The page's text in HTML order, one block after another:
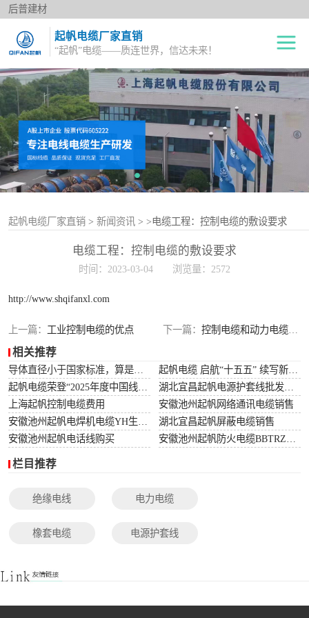
后普建材
起帆电缆厂家直销
“起帆”电缆——质连世界，信达未来！
起帆电缆厂家直销 > 新闻资讯 > >电缆工程：控制电缆的敷设要求
电缆工程：控制电缆的敷设要求
时间：2023-03-04 浏览量：2572
http://www.shqifanxl.com
上一篇： 工业控制电缆的优点 下一篇： 控制电缆和动力电缆的区别
相关推荐
上海起帆控制电缆费用
安徽池州起帆网络通讯电缆销售
湖北宜昌起帆屏蔽电缆销售
安徽池州起帆电话线购买
栏目推荐
绝缘电线 电力电缆
橡套电缆 电源护套线
绝缘电线
电力电缆
橡套电缆
电源护套线
控制电缆
光伏电缆
特种电缆
网络通讯电缆
单股铜芯线BV
多股铜芯软电线BVR
双绞花线RVS
阻燃电线